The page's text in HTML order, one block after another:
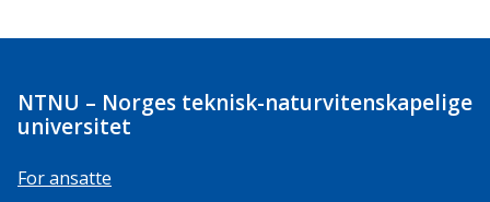
NTNU – Norges teknisk-naturvitenskapelige
universitet
For ansatte